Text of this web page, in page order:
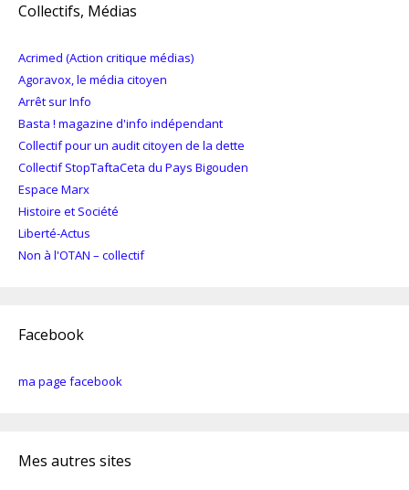
Collectifs, Médias
Acrimed (Action critique médias)
Agoravox, le média citoyen
Arrêt sur Info
Basta ! magazine d'info indépendant
Collectif pour un audit citoyen de la dette
Collectif StopTaftaCeta du Pays Bigouden
Espace Marx
Histoire et Société
Liberté-Actus
Non à l'OTAN – collectif
Facebook
ma page facebook
Mes autres sites